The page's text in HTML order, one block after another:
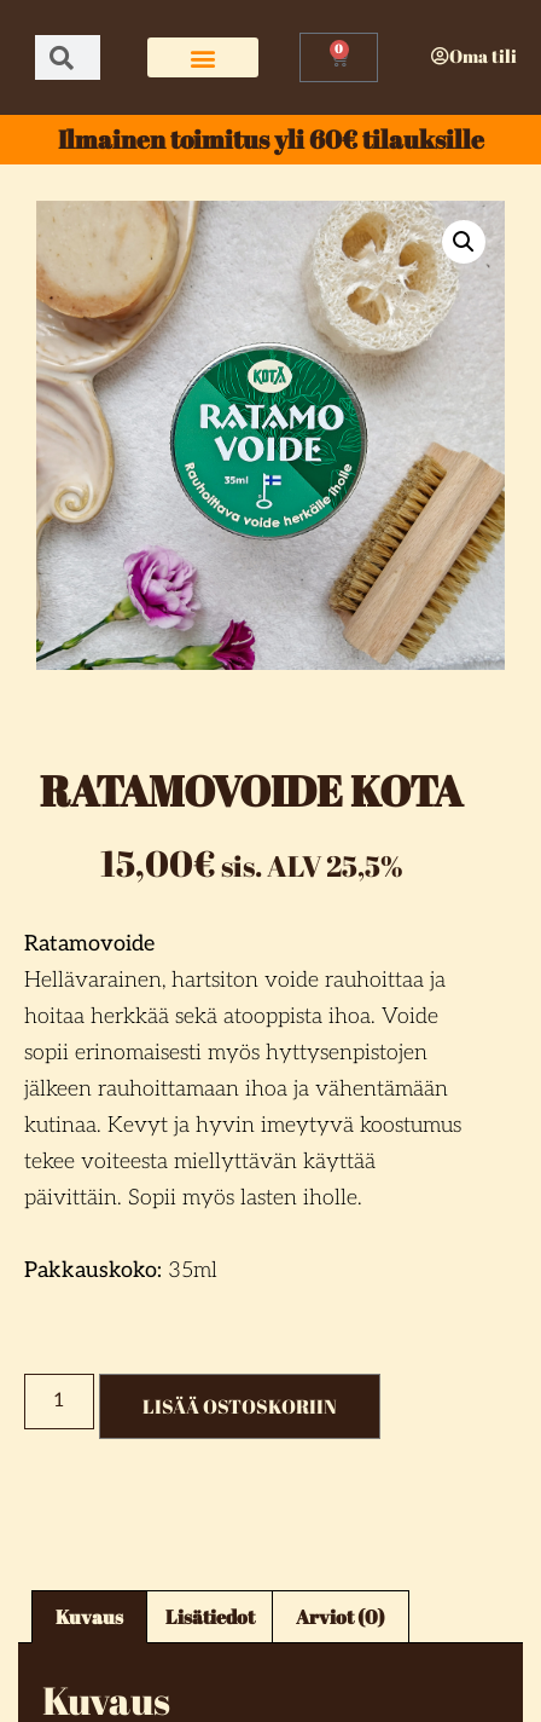
0 Oma tili
Ilmainen toimitus yli 60€ tilauksille
RATAMOVOIDE KOTA
15,00€sis. ALV 25,5%
Ratamovoide
Hellävarainen, hartsiton voide rauhoittaa ja
hoitaa herkkää sekä atooppista ihoa. Voide
sopii erinomaisesti myös hyttysenpistojen
jälkeen rauhoittamaan ihoa ja vähentämään
kutinaa. Kevyt ja hyvin imeytyvä koostumus
tekee voiteesta miellyttävän käyttää
päivittäin. Sopii myös lasten iholle.
Pakkauskoko: 35ml
LISÄÄ OSTOSKORIIN
Kuvaus Lisätiedot Arviot (0)
Kuvaus